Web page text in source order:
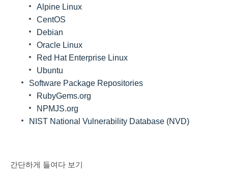
Alpine Linux
CentOS
Debian
Oracle Linux
Red Hat Enterprise Linux
Ubuntu
Software Package Repositories
RubyGems.org
NPMJS.org
NIST National Vulnerability Database (NVD)
간단하게 들여다 보기